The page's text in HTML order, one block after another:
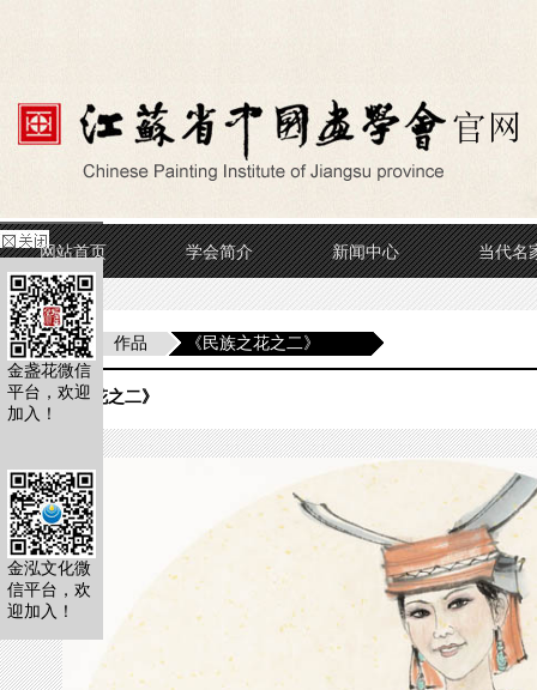
网站首页 学会简介 新闻中心 当代名
当前位置 作品 《民族之花之二》
《民族之花之二》
金盏花微信
平台，欢迎
加入！
金泓文化微
信平台，欢
迎加入！